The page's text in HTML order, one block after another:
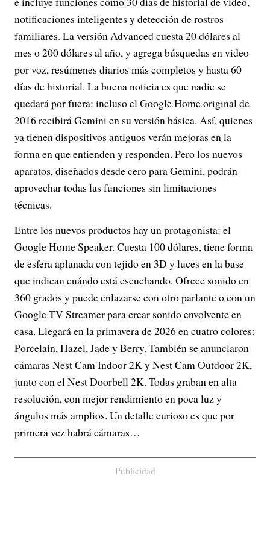
notificaciones inteligentes y detección de rostros
familiares. La versión Advanced cuesta 20 dólares al
mes o 200 dólares al año, y agrega búsquedas en video
por voz, resúmenes diarios más completos y hasta 60
días de historial. La buena noticia es que nadie se
quedará por fuera: incluso el Google Home original de
2016 recibirá Gemini en su versión básica. Así, quienes
ya tienen dispositivos antiguos verán mejoras en la
forma en que entienden y responden. Pero los nuevos
aparatos, diseñados desde cero para Gemini, podrán
aprovechar todas las funciones sin limitaciones
técnicas.
Entre los nuevos productos hay un protagonista: el
Google Home Speaker. Cuesta 100 dólares, tiene forma
de esfera aplanada con tejido en 3D y luces en la base
que indican cuándo está escuchando. Ofrece sonido en
360 grados y puede enlazarse con otro parlante o con un
Google TV Streamer para crear sonido envolvente en
casa. Llegará en la primavera de 2026 en cuatro colores:
Porcelain, Hazel, Jade y Berry. También se anunciaron
cámaras Nest Cam Indoor 2K y Nest Cam Outdoor 2K,
junto con el Nest Doorbell 2K. Todas graban en alta
resolución, con mejor rendimiento en poca luz y
ángulos más amplios. Un detalle curioso es que por
primera vez habrá cámaras…
Publicidad